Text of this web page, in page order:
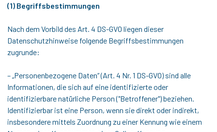
(1) Begriffsbestimmungen
Nach dem Vorbild des Art. 4 DS-GVO liegen dieser
Datenschutzhinweise folgende Begriffsbestimmungen
zugrunde:
– „Personenbezogene Daten“ (Art. 4 Nr. 1 DS-GVO) sind alle
Informationen, die sich auf eine identifizierte oder
identifizierbare natürliche Person ("Betroffener") beziehen.
Identifizierbar ist eine Person, wenn sie direkt oder indirekt,
insbesondere mittels Zuordnung zu einer Kennung wie einem